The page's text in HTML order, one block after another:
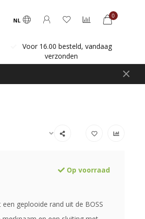
NL
0
Voor 16.00 besteld, vandaag
verzonden
Op voorraad
geplooide rand uit de BOSS